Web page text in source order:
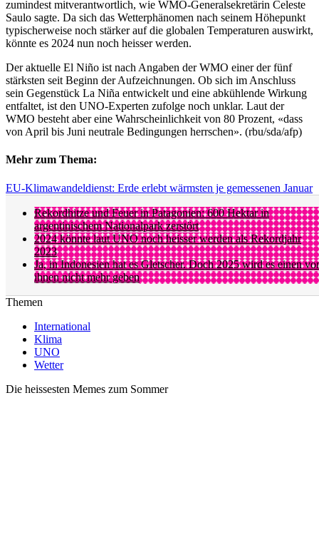
zumindest mitverantwortlich, wie WMO-Generalsekretärin Celeste
Saulo sagte. Da sich das Wetterphänomen nach seinem Höhepunkt
typischerweise noch stärker auf die globalen Temperaturen auswirkt,
könnte es 2024 nun noch heisser werden.
Der aktuelle El Niño ist nach Angaben der WMO einer der fünf
stärksten seit Beginn der Aufzeichnungen. Ob sich im Anschluss
sein Gegenstück La Niña entwickelt und eine abkühlende Wirkung
entfaltet, ist den UNO-Experten zufolge noch unklar. Laut der
WMO besteht aber eine Wahrscheinlichkeit von 80 Prozent, «dass
von April bis Juni neutrale Bedingungen herrschen». (rbu/sda/afp)
Mehr zum Thema:
EU-Klimawandeldienst: Erde erlebt wärmsten je gemessenen Januar
Rekordhitze und Feuer in Patagonien: 600 Hektar in
argentinischem Nationalpark zerstört
2024 könnte laut UNO noch heisser werden als Rekordjahr
2023
Ja, in Indonesien hat es Gletscher. Doch 2025 wird es einen
ihnen nicht mehr geben
Themen
International
Klima
UNO
Wetter
Die heissesten Memes zum Sommer